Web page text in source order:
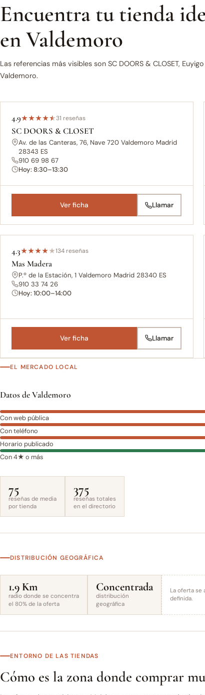
Encuentra tu tienda
en Valdemoro
Las referencias más visibles son SC DOORS & CLOSET,
Valdemoro.
4.9★★★★★31 reseñas
SC DOORS & CLOSET
Av. de las Canteras, 76, Nave 720 Valdemoro Madrid
28343 ES
910 69 98 67
Hoy: 8:30–13:30
Ver ficha Llamar
4.3★★★★★134 reseñas
Mas Madera
P.º de la Estación, 1 Valdemoro Madrid 28340 ES
910 33 74 26
Hoy: 10:00–14:00
Ver ficha Llamar
EL MERCADO LOCAL
Datos de Valdemoro
Con web pública
Con teléfono
Horario publicado
Con 4★ o más
75
reseñas de media
por tienda
375
reseñas totales
en el directorio
DISTRIBUCIÓN GEOGRÁFICA
1.9 Km
radio donde se concentra
el 80% de la oferta
Concentrada
distribución
geográfica
La oferta se
definida.
ENTORNO DE LAS TIENDAS
Cómo es la zona donde comprar